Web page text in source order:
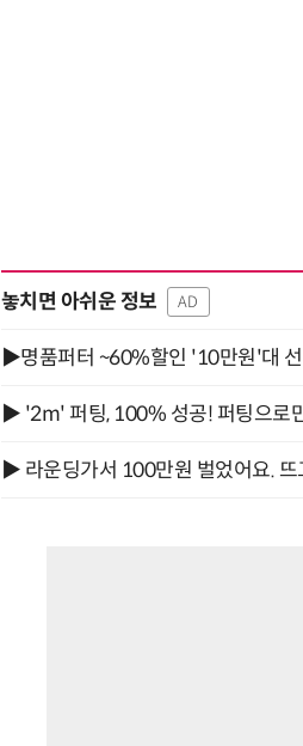
놓치면 아쉬운 정보 AD
▶명품퍼터 ~60%할인 '10만원'대
▶ '2m' 퍼팅, 100% 성공! 퍼팅으로
▶ 라운딩가서 100만원 벌었어요. 뜨